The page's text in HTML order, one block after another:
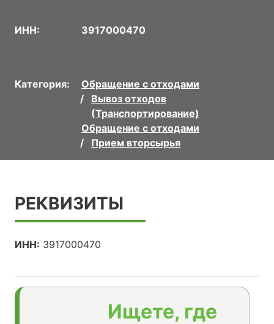
ИНН: 3917000470
Категория:
Обращение с отходами
Вывоз отходов
(Транспортирование)
Обращение с отходами
Прием вторсырья
РЕКВИЗИТЫ
ИНН: 3917000470
Ищете, где